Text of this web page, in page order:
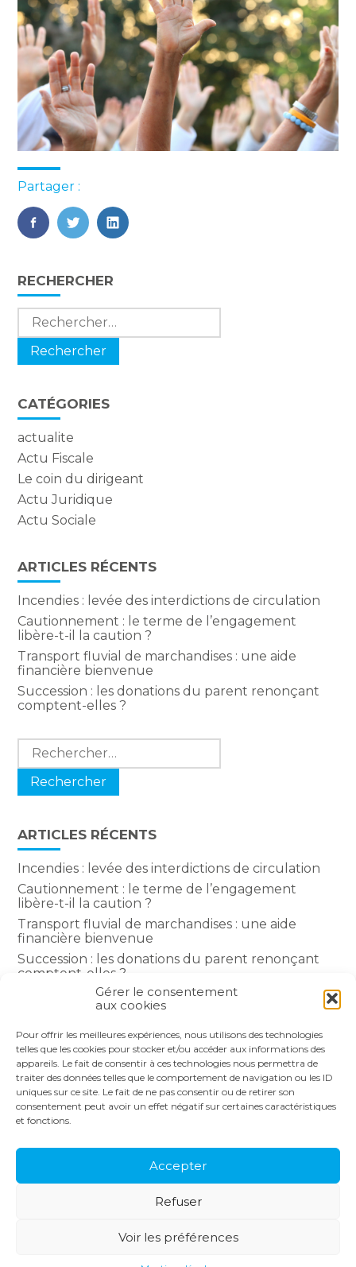
Gérer le consentement
aux cookies
Pour offrir les meilleures expériences, nous utilisons des technologies
telles que les cookies pour stocker et/ou accéder aux informations des
appareils. Le fait de consentir à ces technologies nous permettra de
traiter des données telles que le comportement de navigation ou les ID
uniques sur ce site. Le fait de ne pas consentir ou de retirer son
consentement peut avoir un effet négatif sur certaines caractéristiques
et fonctions.
Accepter
Refuser
Voir les préférences
Partager :
FaceBook
TwitterLinkedIn
Blog
sidebar
RECHERCHER
Rechercher :
CATÉGORIES
actualite
Actu Fiscale
Le coin du dirigeant
Actu Juridique
Actu Sociale
ARTICLES RÉCENTS
Incendies : levée des interdictions de circulation
Cautionnement : le terme de l’engagement
libère-t-il la caution ?
Transport fluvial de marchandises : une aide
financière bienvenue
Succession : les donations du parent renonçant
comptent-elles ?
Rechercher :
ARTICLES RÉCENTS
Incendies : levée des interdictions de circulation
Cautionnement : le terme de l’engagement
libère-t-il la caution ?
Transport fluvial de marchandises : une aide
financière bienvenue
Succession : les donations du parent renonçant
comptent-elles ?
Encadrement des loyers : une année de plus
COMMENTAIRES RÉCENTS
Principale
NOS SOLUTIONS
ACTUALITÉS
RECRUTEMENT
CONTACT
MENTIONS LÉGALES
CONCEPTION ET RÉALISATION CLASSE 7